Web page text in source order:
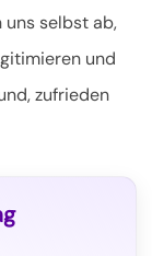
selbst ab,
und
zufrieden